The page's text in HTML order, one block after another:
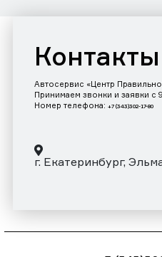
Контакты
Автосервис «Центр
Принимаем звонки и заявки
Номер телефона: +7 (343)302-17-80
г. Екатеринбург,